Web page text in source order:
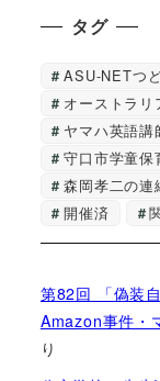
タグ
ASU-NETつ
オーストラリ
ヤマハ英語講
守口市学童保
森岡孝二の連
開催済
第82回 「偽装
Amazon事件・
り